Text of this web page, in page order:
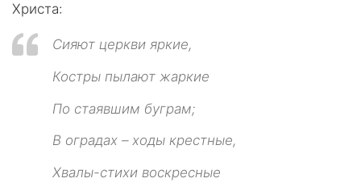
Христа:
Сияют церкви яркие,
Костры пылают жаркие
По стаявшим буграм;
В оградах – ходы крестные,
Хвалы-стихи воскресные